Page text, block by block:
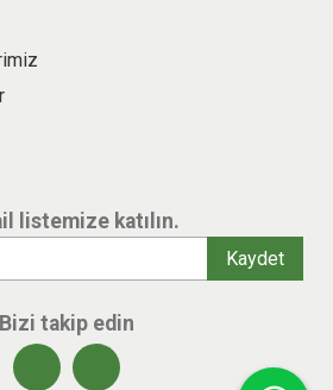
listemize katılın.
Bizi takip edin